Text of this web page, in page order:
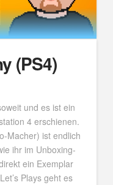
(PS4)
und es ist ein
4 erschienen.
Macher) ist endlich
ihr im Unboxing-
ein Exemplar
Plays geht es